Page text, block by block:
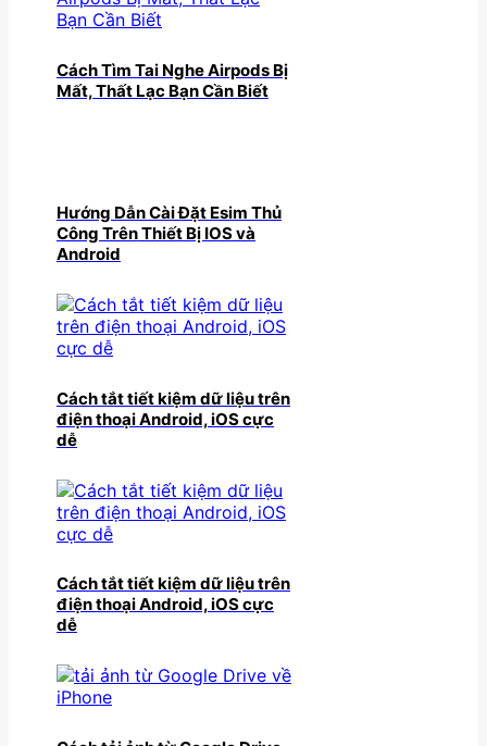
Cách Tìm Tai Nghe Airpods Bị
Mất, Thất Lạc Bạn Cần Biết
Hướng Dẫn Cài Đặt Esim Thủ
Công Trên Thiết Bị IOS và
Android
Cách tắt tiết kiệm dữ liệu trên
điện thoại Android, iOS cực
dễ
Cách tắt tiết kiệm dữ liệu trên
điện thoại Android, iOS cực
dễ